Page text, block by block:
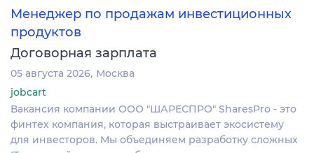
Менеджер по продажам инвестиционных
продуктов
Договорная зарплата
05 августа 2026 Москва
jobcart
Вакансия компании ООО "ШАРЕСПРО" SharesPro - это
финтех компания, которая выстраивает экосистему
для инвесторов. Мы объединяем разработку сложных